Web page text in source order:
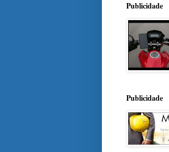
Publicidade
Publicidade